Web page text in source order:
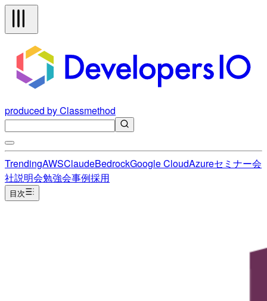
produced by Classmethod
TrendingAWSClaudeBedrockGoogle CloudAzureセミナー会
社説明会勉強会事例採用
目次